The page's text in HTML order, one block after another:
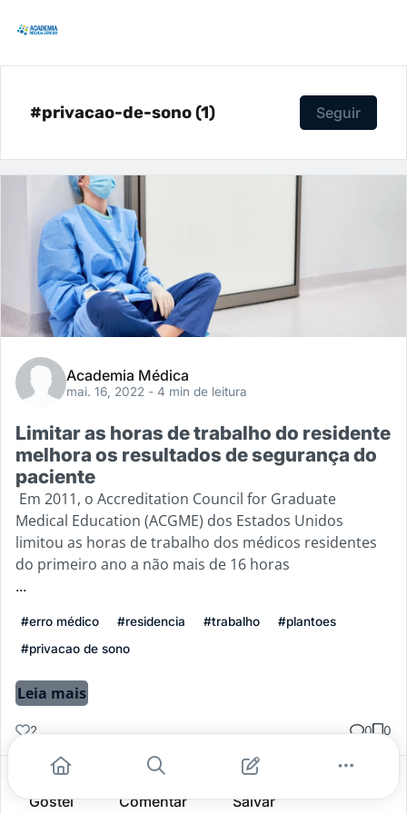
#privacao-de-sono (1) Seguir
Academia Médica
mai. 16, 2022 - 4 min de leitura
Limitar as horas de trabalho do residente
melhora os resultados de segurança do
paciente
Em 2011, o Accreditation Council for Graduate
Medical Education (ACGME) dos Estados Unidos
limitou as horas de trabalho dos médicos residentes
do primeiro ano a não mais de 16 horas
...
#erro médico #residencia #trabalho
#plantoes
#privacao de sono
Leia mais
2 0 0
Gostei Comentar Salvar